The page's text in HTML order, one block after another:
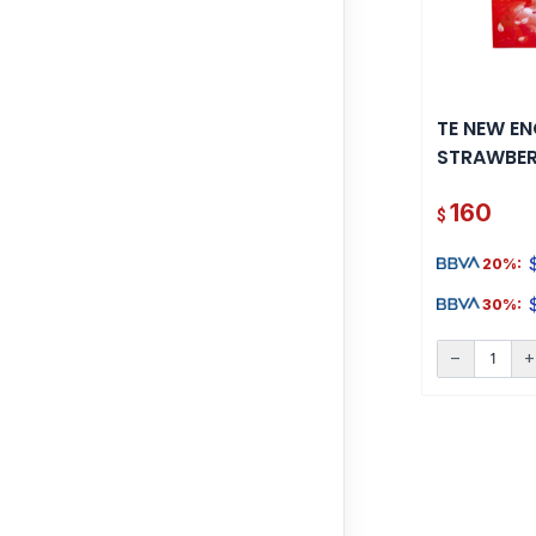
TE NEW
$ 160
20%:
30%:
remove add